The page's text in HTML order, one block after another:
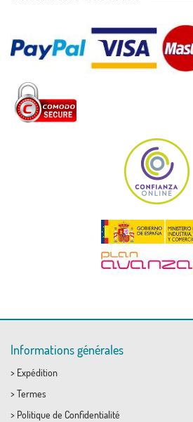
Informations générales
> Expédition
> Termes
> Politique de Confidentialité